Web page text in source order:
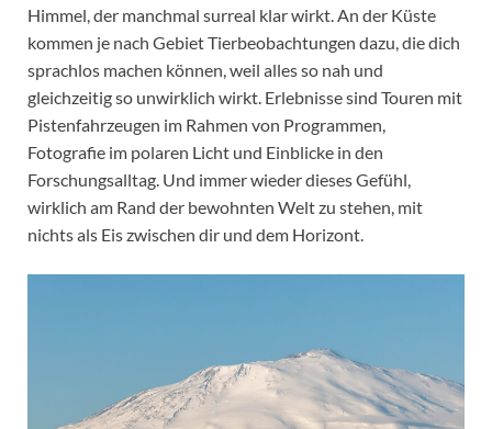
Himmel, der manchmal surreal klar wirkt. An der Küste
kommen je nach Gebiet Tierbeobachtungen dazu, die dich
sprachlos machen können, weil alles so nah und
gleichzeitig so unwirklich wirkt. Erlebnisse sind Touren mit
Pistenfahrzeugen im Rahmen von Programmen,
Fotografie im polaren Licht und Einblicke in den
Forschungsalltag. Und immer wieder dieses Gefühl,
wirklich am Rand der bewohnten Welt zu stehen, mit
nichts als Eis zwischen dir und dem Horizont.